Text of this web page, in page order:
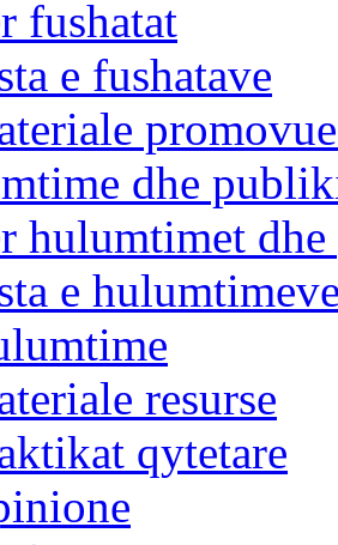
fushatat
e fushatave
dhe
hulumtimet
e
resurse
qytetare